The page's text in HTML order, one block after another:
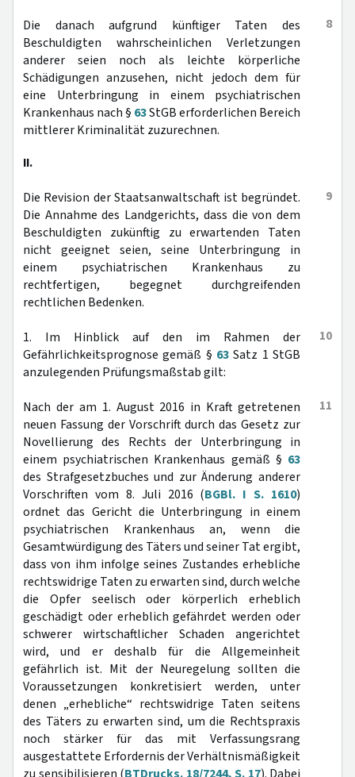
8
Die danach aufgrund künftiger Taten des
Beschuldigten wahrscheinlichen Verletzungen
anderer seien noch als leichte körperliche
Schädigungen anzusehen, nicht jedoch dem für
eine Unterbringung in einem psychiatrischen
Krankenhaus nach § 63StGB erforderlichen Bereich
mittlerer Kriminalität zuzurechnen.
II.
9
Die Revision der Staatsanwaltschaft ist begründet.
Die Annahme des Landgerichts, dass die von dem
Beschuldigten zukünftig zu erwartenden Taten
nicht geeignet seien, seine Unterbringung in
einem psychiatrischen Krankenhaus zu
rechtfertigen, begegnet durchgreifenden
rechtlichen Bedenken.
10
1. Im Hinblick auf den im Rahmen der
Gefährlichkeitsprognose gemäß § 63 Satz 1 StGB
anzulegenden Prüfungsmaßstab gilt:
11
Nach der am 1. August 2016 in Kraft getretenen
neuen Fassung der Vorschrift durch das Gesetz zur
Novellierung des Rechts der Unterbringung in
einem psychiatrischen Krankenhaus gemäß § 63
des Strafgesetzbuches und zur Änderung anderer
Vorschriften vom 8. Juli 2016 (BGBl. I S. 1610)
ordnet das Gericht die Unterbringung in einem
psychiatrischen Krankenhaus an, wenn die
Gesamtwürdigung des Täters und seiner Tat ergibt,
dass von ihm infolge seines Zustandes erhebliche
rechtswidrige Taten zu erwarten sind, durch welche
die Opfer seelisch oder körperlich erheblich
geschädigt oder erheblich gefährdet werden oder
schwerer wirtschaftlicher Schaden angerichtet
wird, und er deshalb für die Allgemeinheit
gefährlich ist. Mit der Neuregelung sollten die
Voraussetzungen konkretisiert werden, unter
denen „erhebliche“ rechtswidrige Taten seitens
des Täters zu erwarten sind, um die Rechtspraxis
noch stärker für das mit Verfassungsrang
ausgestattete Erfordernis der Verhältnismäßigkeit